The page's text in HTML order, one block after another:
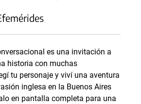
es una invitación a
historia con muchas
tu personaje y viví una aventura
inglesa en la Buenos Aires
en pantalla completa para una